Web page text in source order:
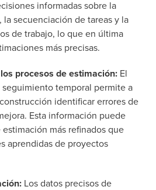
informadas sobre la
la secuenciación de tareas y la
de trabajo, lo que en última
más precisas.
procesos de estimación: El
temporal permite a
identificar errores de
Esta información puede
más refinados que
aprendidas de proyectos
Los datos precisos de